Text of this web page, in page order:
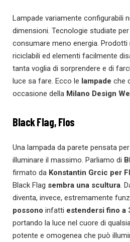
Lampade variamente configurabili
dimensioni. Tecnologie studiate
consumare meno energia.
riciclabili ed elementi facilmente
tanta voglia di sorprendere e di
luce sa fare. Ecco le lampade che
occasione della Milano Design
Black Flag, Flos
Una lampada da parete pensata
illuminare il massimo. Parliamo di
firmato da Konstantin Grcic per
Black Flag sembra una scultura.
diventa, invece, estremamente
possono infatti estendersi fino a
portando la luce nel cuore di
potente e omogenea che può